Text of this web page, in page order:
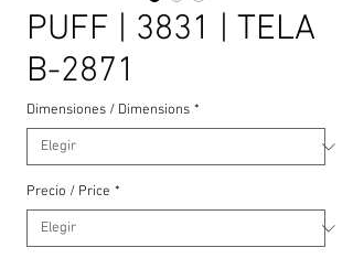
PUFF | 3831 | TELA
B-2871
Dimensiones / Dimensions *
Precio / Price *